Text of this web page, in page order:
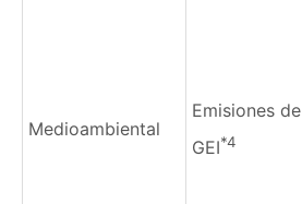
Medioambiental
Emisiones de
GEI*4